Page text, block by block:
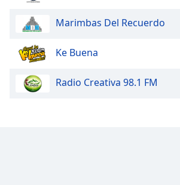
Marimbas Del Recuerdo
Ke Buena
Radio Creativa 98.1 FM